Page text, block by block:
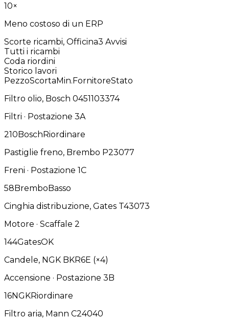
10×
Meno costoso di un ERP
Scorte ricambi, Officina3 Avvisi
Tutti i ricambi
Coda riordini
Storico lavori
PezzoScortaMin.FornitoreStato
Filtro olio, Bosch 0451103374
Filtri · Postazione 3A
210BoschRiordinare
Pastiglie freno, Brembo P23077
Freni · Postazione 1C
58BremboBasso
Cinghia distribuzione, Gates T43073
Motore · Scaffale 2
144GatesOK
Candele, NGK BKR6E (×4)
Accensione · Postazione 3B
16NGKRiordinare
Filtro aria, Mann C24040